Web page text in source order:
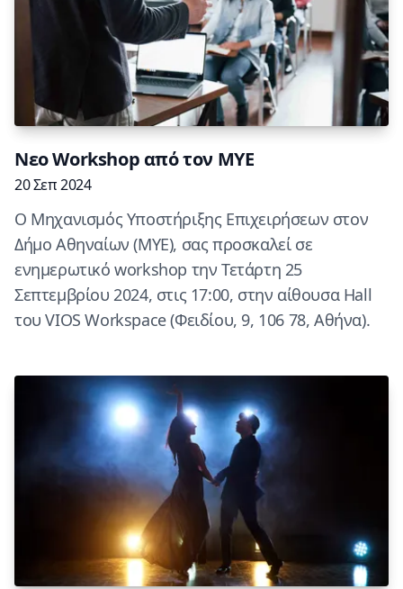
Nεο Workshop από τον ΜΥΕ
20 Σεπ 2024
Ο Μηχανισμός Υποστήριξης Επιχειρήσεων στον
Δήμο Αθηναίων (ΜΥΕ), σας προσκαλεί σε
ενημερωτικό workshop την Τετάρτη 25
Σεπτεμβρίου 2024, στις 17:00, στην αίθουσα Hall
του VIOS Workspace (Φειδίου, 9, 106 78, Αθήνα).